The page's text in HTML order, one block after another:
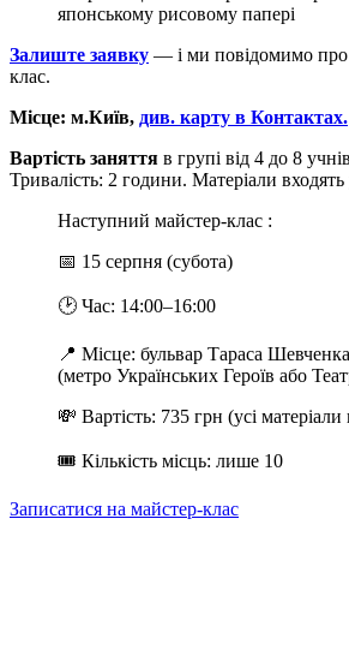
японському рисовому папері
Залиште заявку — і ми повідомимо
клас.
Місце: м.Київ, див. карту в Контактах.
Вартість заняття в групі від 4 до 8
Тривалість: 2 години. Матеріали входять
Наступний майстер-клас :
📅 15 серпня (субота)
🕑 Час: 14:00–16:00
📍 Місце: бульвар Тараса
(метро Українських Героїв або
💸 Вартість: 735 грн (усі
🎟 Кількість місць: лише 10
Записатися на майстер-клас